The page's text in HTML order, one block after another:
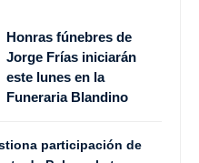
Honras fúnebres de
Jorge Frías iniciarán
este lunes en la
Funeraria Blandino
participación de